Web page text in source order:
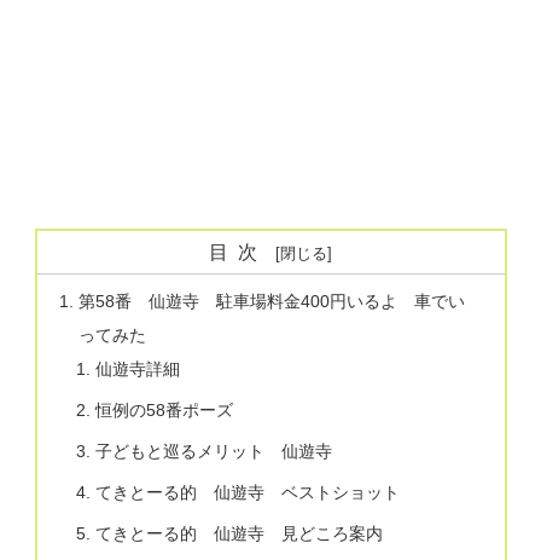
目次
第58番 仙遊寺 駐車場料金400円いるよ 車でい
ってみた
仙遊寺詳細
恒例の58番ポーズ
子どもと巡るメリット 仙遊寺
てきとーる的 仙遊寺 ベストショット
てきとーる的 仙遊寺 見どころ案内